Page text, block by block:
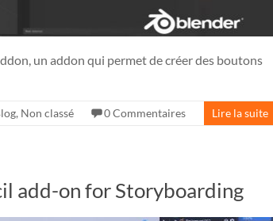
un addon qui permet de créer des boutons
, Non classé 0 Commentaires Lire la suite
add-on for Storyboarding